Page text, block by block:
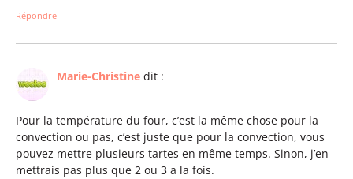
Répondre
Marie-Christine dit :
Pour la température du four, c’est la même chose pour la
convection ou pas, c’est juste que pour la convection, vous
pouvez mettre plusieurs tartes en même temps. Sinon, j’en
mettrais pas plus que 2 ou 3 a la fois.